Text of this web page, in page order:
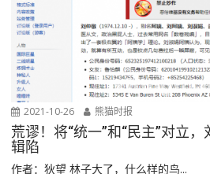
2021-10-26 熊猫时报
荒谬！将“统一”和“民主”对立，
辑陷
作者：狄望 林子大了，什么样的鸟...